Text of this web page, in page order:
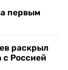
первым
раскрыл
с Россией